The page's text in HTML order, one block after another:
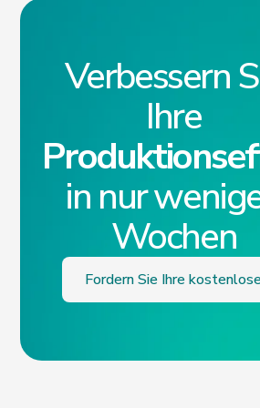
Verbessern
Ihre
in nur
Wochen
Fordern Sie Ihre